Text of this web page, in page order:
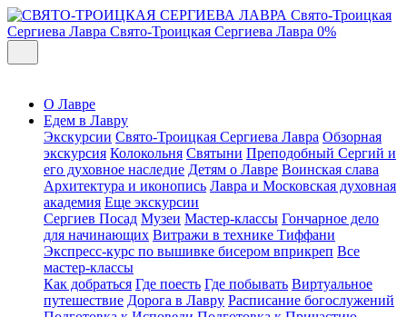
Свято-Троицкая
Сергиева Лавра Свято-Троицкая Сергиева Лавра 0%
О Лавре
Едем в Лавру
Экскурсии Свято-Троицкая Сергиева Лавра Обзорная
экскурсия Колокольня Святыни Преподобный Сергий и
его духовное наследие Детям о Лавре Воинская слава
Архитектура и иконопись Лавра и Московская духовная
академия Еще экскурсии
Сергиев Посад Музеи Мастер-классы Гончарное дело
для начинающих Витражи в технике Тиффани
Экспресс-курс по вышивке бисером вприкреп Все
мастер-классы
Как добраться Где поесть Где побывать Виртуальное
путешествие Дорога в Лавру Расписание богослужений